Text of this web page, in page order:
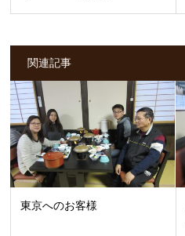
関連記事
東京へのお客様